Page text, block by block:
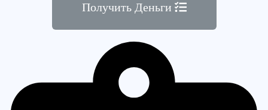
Получить Деньги